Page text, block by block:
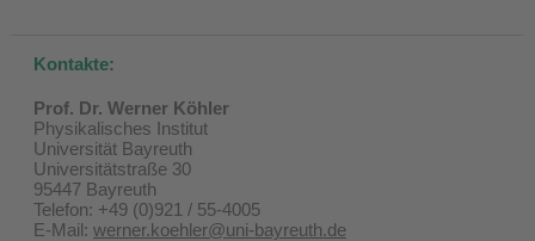
Kontakte:
Prof. Dr. Werner Köhler
Physikalisches Institut
Universität Bayreuth
Universitätstraße 30
95447 Bayreuth
Telefon: +49 (0)921 / 55-4005
E-Mail: werner.koehler@uni-bayreuth.de